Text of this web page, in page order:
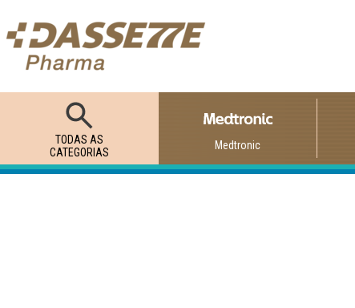
TODAS AS
CATEGORIAS
Medtronic